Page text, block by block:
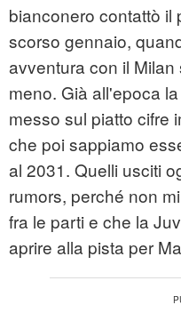
bianconero contattò il
scorso gennaio,
avventura con il
meno. Già all'epoca
messo sul piatto cifre
che poi sappiamo
al 2031. Quelli usciti
rumors, perché non
fra le parti e che la
aprire alla pista per